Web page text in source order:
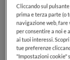
Cliccando sul
prima e terza parte (o
navigazione web,
per consentire a noi e
ai tuoi interessi.
tue preferenze
"Impostazioni cookie"